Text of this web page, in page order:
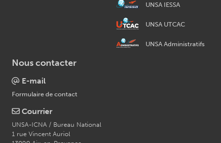
UNSA IESSA
UNSA UTCAC
UNSA Administratifs
Nous contacter
E-mail
Formulaire de contact
Courrier
UNSA-ICNA / Bureau National
1 rue Vincent Auriol